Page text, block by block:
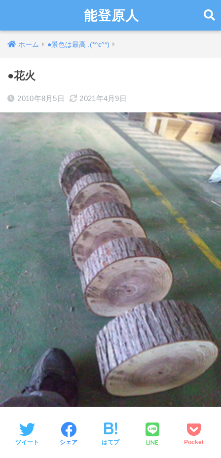
能登原人
ホーム ●景色は最高 .(*^ε^*)
●花火
2010年8月5日 2021年4月9日
ツイート シェア はてブ LINE Pocket